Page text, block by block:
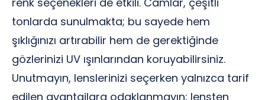
tonlarda sunulmakta; bu sayede hem
şıklığınızı artırabilir hem de gerektiğinde
gözlerinizi UV ışınlarından koruyabilirsiniz.
Unutmayın, lenslerinizi seçerken yalnızca tarif
edilen avantajlara odaklanmayın; lensten